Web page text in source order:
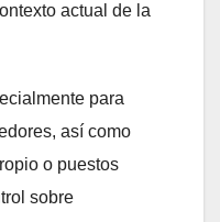
actual de la
para
así como
o puestos
sobre